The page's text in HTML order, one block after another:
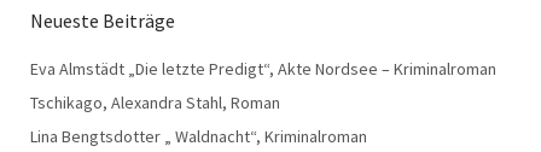
Neueste Beiträge
Eva Almstädt „Die letzte Predigt“, Akte Nordsee – Kriminalroman
Tschikago, Alexandra Stahl, Roman
Lina Bengtsdotter „ Waldnacht“, Kriminalroman